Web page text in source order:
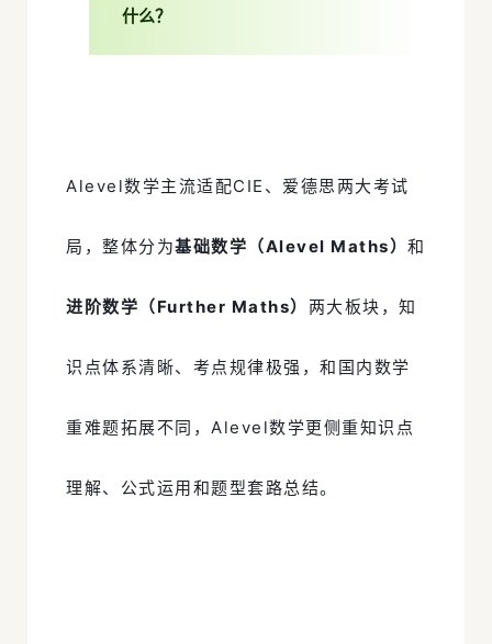
什么？
Alevel数学主流适配CIE、爱德思两大考试
局，整体分为基础数学（Alevel Maths） 和
进阶数学（Further Maths） 两大板块，知
识点体系清晰、考点规律极强，和国内数学
重难题拓展不同，Alevel数学更侧重知识点
理解、公式运用和题型套路总结。